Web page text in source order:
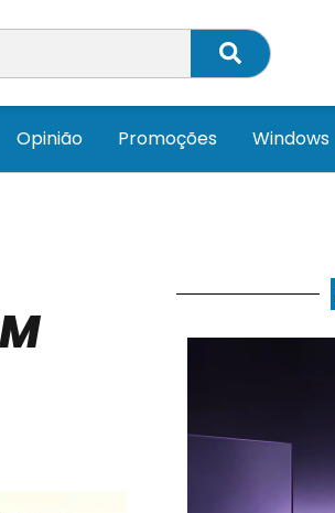
Opinião Promoções Windows